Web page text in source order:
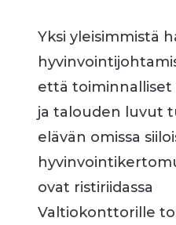
Yksi yleisimmistä
että
ja talouden luvut
elävän omissa
ovat ristiriidassa
Valtiokonttorille